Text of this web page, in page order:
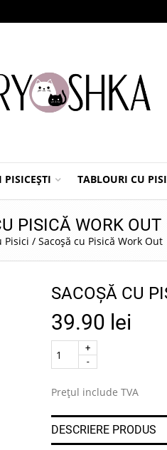
PISICEȘTI TABLOURI CU
PISICĂ WORK OUT
Pisici / Sacoșă cu Pisică Work Out
SACOȘĂ CU
39.90 lei
Quantity
Prețul include TVA
DESCRIERE PRODUS